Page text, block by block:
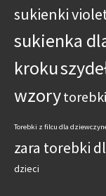
sukienki
sukienka
kroku
wzory
Torebki z filcu dla
zara torebki
dzieci